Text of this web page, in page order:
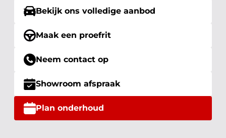
Bekijk ons volledige aanbod
Maak een proefrit
Neem contact op
Showroom afspraak
Plan onderhoud